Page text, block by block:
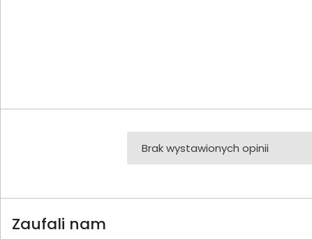
Brak wystawionych opinii
Zaufali nam